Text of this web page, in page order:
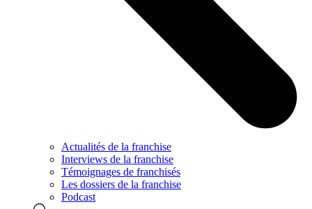
Actualités de la franchise
Interviews de la franchise
Témoignages de franchisés
Les dossiers de la franchise
Podcast